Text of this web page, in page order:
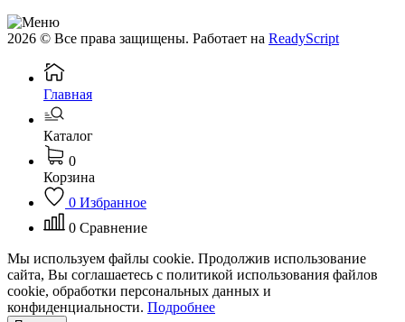
2026 © Все права защищены. Работает на ReadyScript
Главная
Каталог
0
Корзина
0 Избранное
0 Сравнение
Мы используем файлы cookie. Продолжив использование
сайта, Вы соглашаетесь с политикой использования файлов
cookie, обработки персональных данных и
конфиденциальности. Подробнее